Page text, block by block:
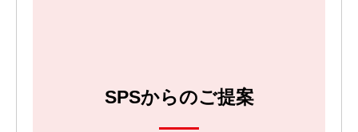
SPSからのご提案